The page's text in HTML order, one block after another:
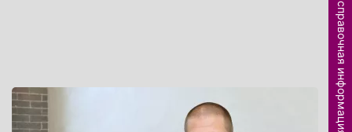
справочная информация